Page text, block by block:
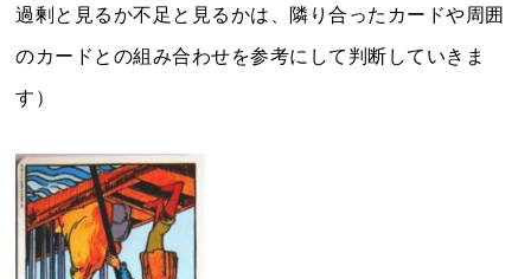
過剰と見るか不足と見るかは、隣り合ったカードや周囲
のカードとの組み合わせを参考にして判断していきま
す）